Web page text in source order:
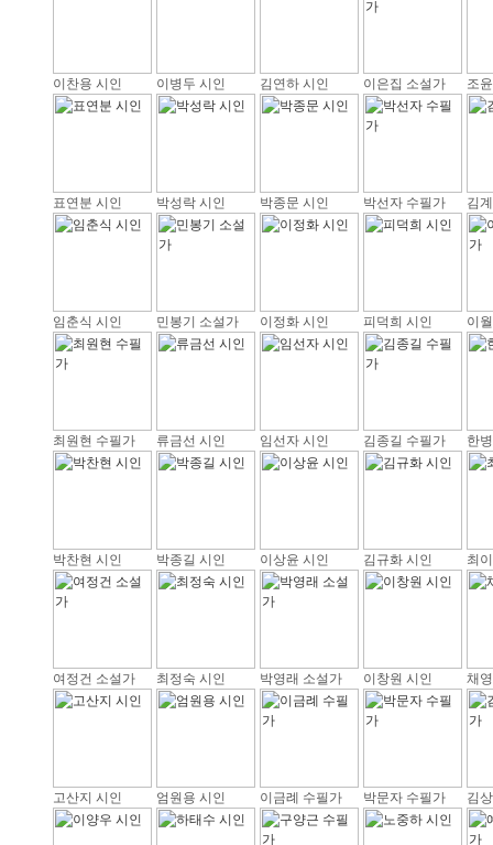
이찬용 시인 이병두 시인 김연하 시인 이은집 소설가 조
표연분 시인 박성락 시인 박종문 시인 박선자 수필가 김
임춘식 시인 민봉기 소설가 이정화 시인 피덕희 시인 이
최원현 수필가 류금선 시인 임선자 시인 김종길 수필가 한
박찬현 시인 박종길 시인 이상윤 시인 김규화 시인 최
여정건 소설가 최정숙 시인 박영래 소설가 이창원 시인 채
고산지 시인 엄원용 시인 이금례 수필가 박문자 수필가 김